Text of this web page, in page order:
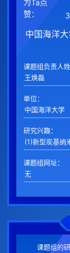
为Ta点
赞：
中国海洋
课题组负责人姓
单位：
研究兴趣：
课题组网址：
课题组的